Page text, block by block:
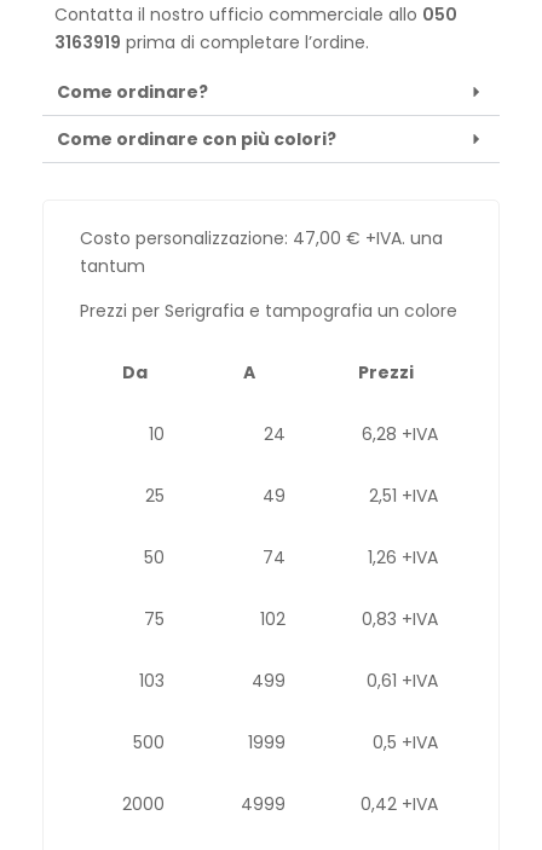
Contatta il nostro ufficio commerciale allo 050
3163919 prima di completare l’ordine.
Come ordinare?
Come ordinare con più colori?
Costo personalizzazione: 47,00 € +IVA. una
tantum
Prezzi per Serigrafia e tampografia un colore
Da A Prezzi
10 24 6,28 +IVA
25 49 2,51 +IVA
50 74 1,26 +IVA
75 102 0,83 +IVA
103 499 0,61 +IVA
500 1999 0,5 +IVA
2000 4999 0,42 +IVA